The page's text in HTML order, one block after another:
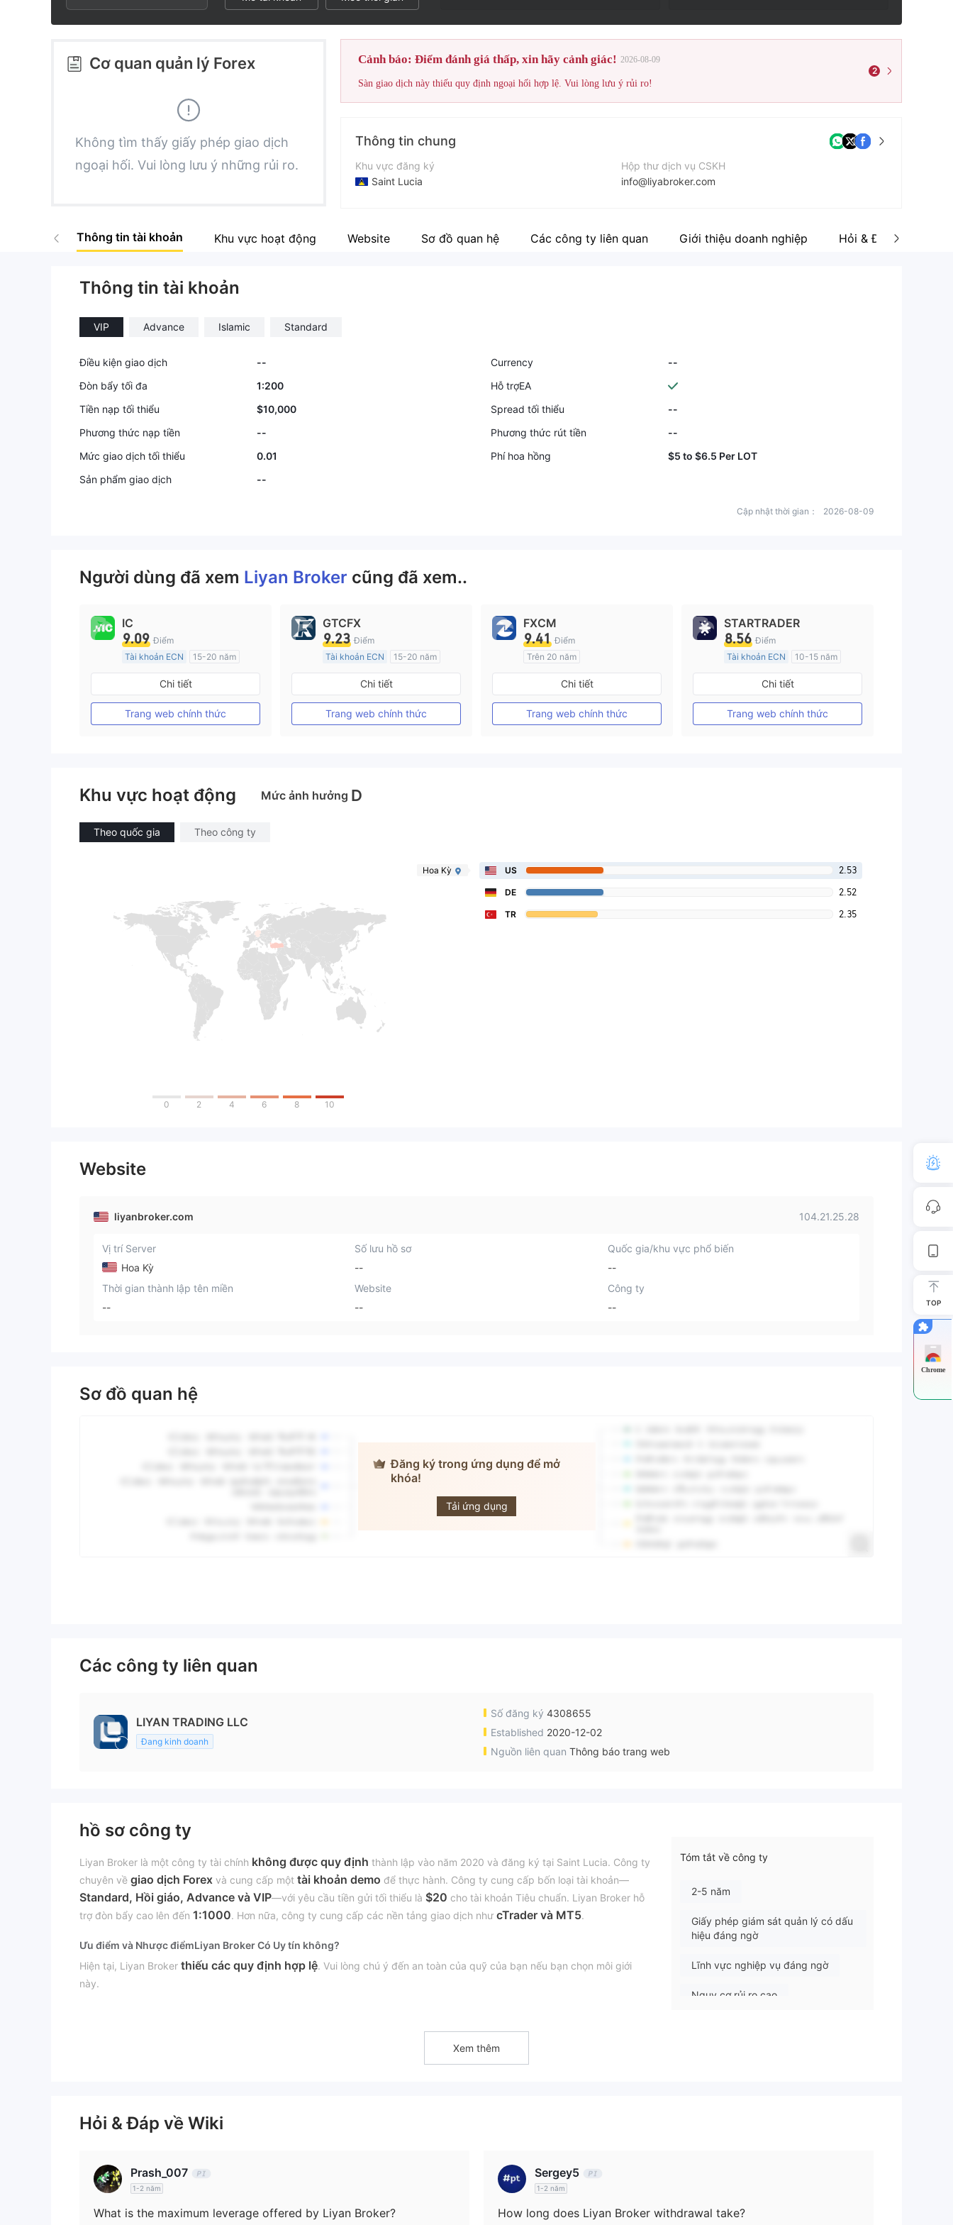
2
3
5
6
7
8
9
3
4
6
7
8
9
Cơ quan quản lý Forex
Không tìm thấy giấy phép giao dịch
ngoại hối. Vui lòng lưu ý những rủi ro.
Cảnh báo: Điểm đánh giá thấp, xin hãy cảnh giác! 2026-08-09
Sàn giao dịch này thiếu quy định ngoại hối hợp lệ. Vui lòng lưu ý rủi ro!
2
Thông tin chung
Khu vực đăng ký
Saint Lucia
Tên công ty
Hộp thư dịch vụ CSKH
info@liyabroker.com
Trang web của công ty
Thông tin tài khoản Khu vực hoạt động Website Sơ đồ quan hệ Các công ty liên quan Giới thiệu doanh nghiệp Hỏi & Đáp về Wiki
Thông tin tài khoản
VIP Advance Islamic Standard
Điều kiện giao dịch -- Currency
--
Đòn bẩy tối đa
1:200
Hỗ trợEA
Tiền nạp tối thiểu
$10,000 Spread tối thiểu
--
Phương thức nạp tiền
-- Phương thức rút tiền
--
Mức giao dịch tối thiểu
0.01 Phí hoa hồng
$5 to $6.5 Per LOT
Sản phẩm giao dịch
--
Cập nhật thời gian： 2026-08-09
Người dùng đã xem Liyan Broker cũng đã xem..
IC
9.09 Điểm
Tài khoản ECN
15-20 năm
Đăng ký tại Nước Úc
MT4 Chính thức
Chi tiết
Trang web chính thức
GTCFX
9.23 Điểm
Tài khoản ECN
15-20 năm
Đăng ký tại Vương quốc Anh
MT4 Chính thức
Chi tiết
Trang web chính thức
FXCM
9.41 Điểm
Trên 20 năm
Đăng ký tại Nước Úc
MT4 Chính thức
Chi tiết
Trang web chính thức
STARTRADER
8.56 Điểm
Tài khoản ECN
10-15 năm
Đăng ký tại Nước Úc
MT4 Chính thức
Chi tiết
Trang web chính thức
Khu vực hoạt động Mức ảnh hưởng D
Theo quốc gia Theo công ty
0 2 4 6 8 10
Hoa Kỳ US 2.53
DE 2.52
TR 2.35
Website
liyanbroker.com 104.21.25.28
Vị trí Server
Hoa Kỳ
Số lưu hồ sơ
--
Quốc gia/khu vực phổ biến
--
Thời gian thành lập tên miền
--
Website
--
Công ty
--
Sơ đồ quan hệ
Đăng ký trong ứng dụng để mở
khóa!
Tải ứng dụng
Các công ty liên quan
LIYAN TRADING LLC
Đang kinh doanh
Số đăng ký 4308655
Established 2020-12-02
Nguồn liên quan Thông báo trang web
hồ sơ công ty
Liyan Broker là một công ty tài chính không được quy định thành lập vào năm 2020 và đăng ký tại Saint Lucia. Công ty
chuyên về giao dịch Forex và cung cấp một tài khoản demo để thực hành. Công ty cung cấp bốn loại tài khoản—
Standard, Hồi giáo, Advance và VIP—với yêu cầu tiền gửi tối thiểu là $20 cho tài khoản Tiêu chuẩn. Liyan Broker hỗ
trợ đòn bẩy cao lên đến 1:1000. Hơn nữa, công ty cung cấp các nền tảng giao dịch như cTrader và MT5.
Ưu điểm và Nhược điểmLiyan Broker Có Uy tín không?
Hiện tại, Liyan Broker thiếu các quy định hợp lệ. Vui lòng chú ý đến an toàn của quỹ của bạn nếu bạn chọn môi giới
này.
Đòn Bẩy
Chênh lệch và Hoa Hồng
Nạp và Rút Tiền
Tóm tắt về công ty
2-5 năm
Giấy phép giám sát quản lý có dấu
hiệu đáng ngờ
Lĩnh vực nghiệp vụ đáng ngờ
Nguy cơ rủi ro cao
Xem thêm
Hỏi & Đáp về Wiki
Prash_007
1-2 năm
What is the maximum leverage offered by Liyan Broker?
Sergey5
1-2 năm
How long does Liyan Broker withdrawal take?
TOP
Chrome